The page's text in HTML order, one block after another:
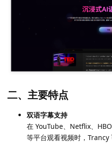
二、主要特点
双语字幕支持
在 YouTube、Netflix、
等平台观看视频时，Trancy